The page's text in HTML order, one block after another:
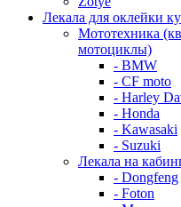
Лекала для оклейки
Мототехника
мотоциклы)
- BMW
- CF moto
- Harley
- Honda
- Kawasaki
- Suzuki
Лекала на
- Dongfeng
- Foton